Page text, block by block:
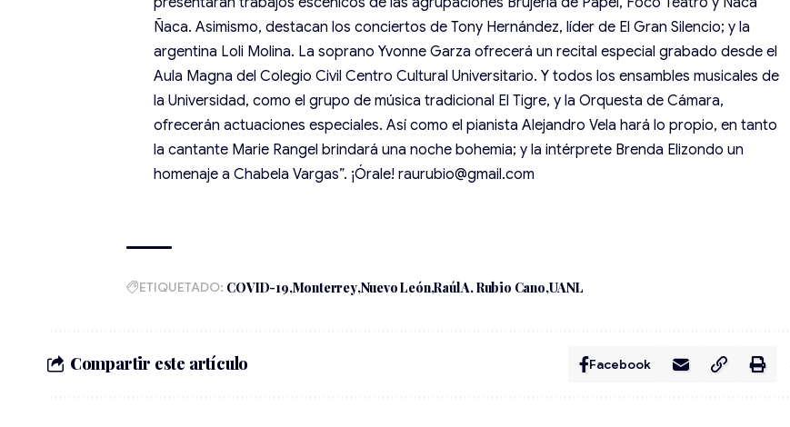
Ñaca. Asimismo, destacan los conciertos de Tony Hernández, líder de El Gran Silencio; y la
argentina Loli Molina. La soprano Yvonne Garza ofrecerá un recital especial grabado desde el
Aula Magna del Colegio Civil Centro Cultural Universitario. Y todos los ensambles musicales de
la Universidad, como el grupo de música tradicional El Tigre, y la Orquesta de Cámara,
ofrecerán actuaciones especiales. Así como el pianista Alejandro Vela hará lo propio, en tanto
la cantante Marie Rangel brindará una noche bohemia; y la intérprete Brenda Elizondo un
homenaje a Chabela Vargas”. ¡Órale! raurubio@gmail.com
ETIQUETADO: COVID-19 Monterrey Nuevo León Raúl A. Rubio Cano UANL
Compartir este artículo Facebook